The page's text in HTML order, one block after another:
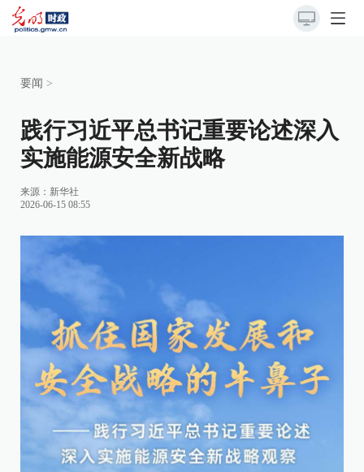
要闻 >
践行习近平总书记重要论述深入
实施能源安全新战略
来源： 新华社
2026-06-15 08:55